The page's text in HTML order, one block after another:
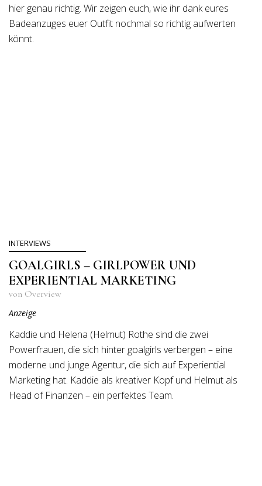
hier genau richtig. Wir zeigen euch, wie ihr dank eures
Badeanzuges euer Outfit nochmal so richtig aufwerten
könnt.
INTERVIEWS
GOALGIRLS – GIRLPOWER UND
EXPERIENTIAL MARKETING
von Overview
Anzeige
Kaddie und Helena (Helmut) Rothe sind die zwei
Powerfrauen, die sich hinter goalgirls verbergen – eine
moderne und junge Agentur, die sich auf Experiential
Marketing hat. Kaddie als kreativer Kopf und Helmut als
Head of Finanzen – ein perfektes Team.